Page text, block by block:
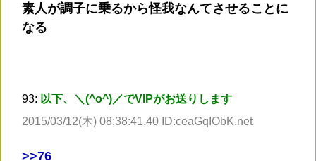
素人が調子に乗るから怪我なんてさせることに
なる
93: 以下、＼(^o^)／でVIPがお送りします
2015/03/12(木) 08:38:41.40 ID:ceaGqIObK.net
>>76